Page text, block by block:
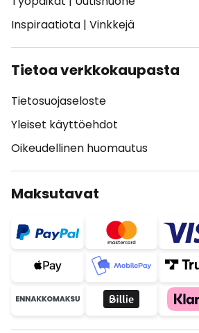
Inspiraatiota | Vinkkejä
Tietoa verkkokaupasta
Tietosuojaseloste
Yleiset käyttöehdot
Oikeudellinen huomautus
Maksutavat